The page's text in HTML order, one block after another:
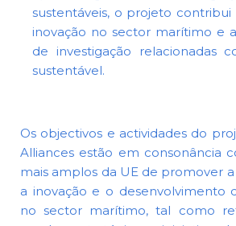
sustentáveis, o projeto
inovação no sector marítimo e
de investigação relacionadas
sustentável.
Os objectivos e actividades do
Alliances estão em consonância
mais amplos da UE de promover
a inovação e o desenvolvimento
no sector marítimo, tal como